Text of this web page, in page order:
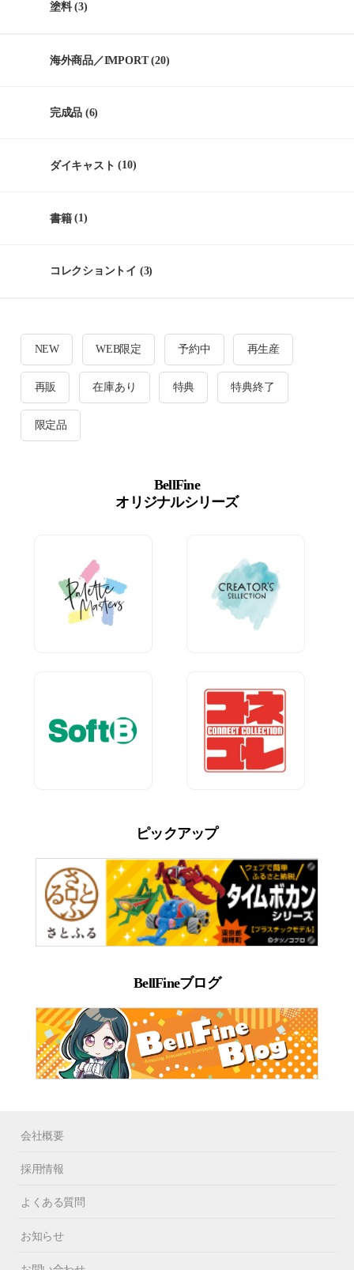
塗料(3)
海外商品／IMPORT(20)
完成品 (6)
ダイキャスト (10)
書籍(1)
コレクショントイ (3)
NEW WEB限定 予約中 再生産
再販 在庫あり 特典 特典終了
限定品
BellFine
オリジナルシリーズ
ピックアップ
BellFineブログ
会社概要
採用情報
よくある質問
お知らせ